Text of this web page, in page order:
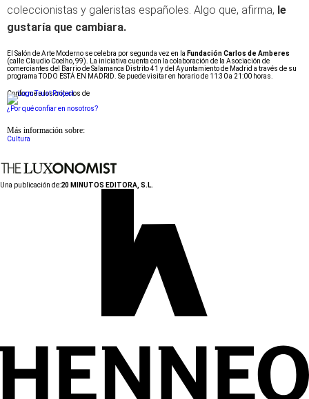
coleccionistas y galeristas españoles. Algo que, afirma, le
gustaría que cambiara.
El Salón de Arte Moderno se celebra por segunda vez en la Fundación Carlos de Amberes
(calle Claudio Coelho, 99). La iniciativa cuenta con la colaboración de la Asociación de
comerciantes del Barrio de Salamanca Distrito 41 y del Ayuntamiento de Madrid a través de su
programa TODO ESTÁ EN MADRID. Se puede visitar en horario de 11:30 a 21:00 horas.
Conforme a los criterios de
¿Por qué confiar en nosotros?
Más información sobre:
Cultura
Una publicación de:20 MINUTOS EDITORA, S.L.